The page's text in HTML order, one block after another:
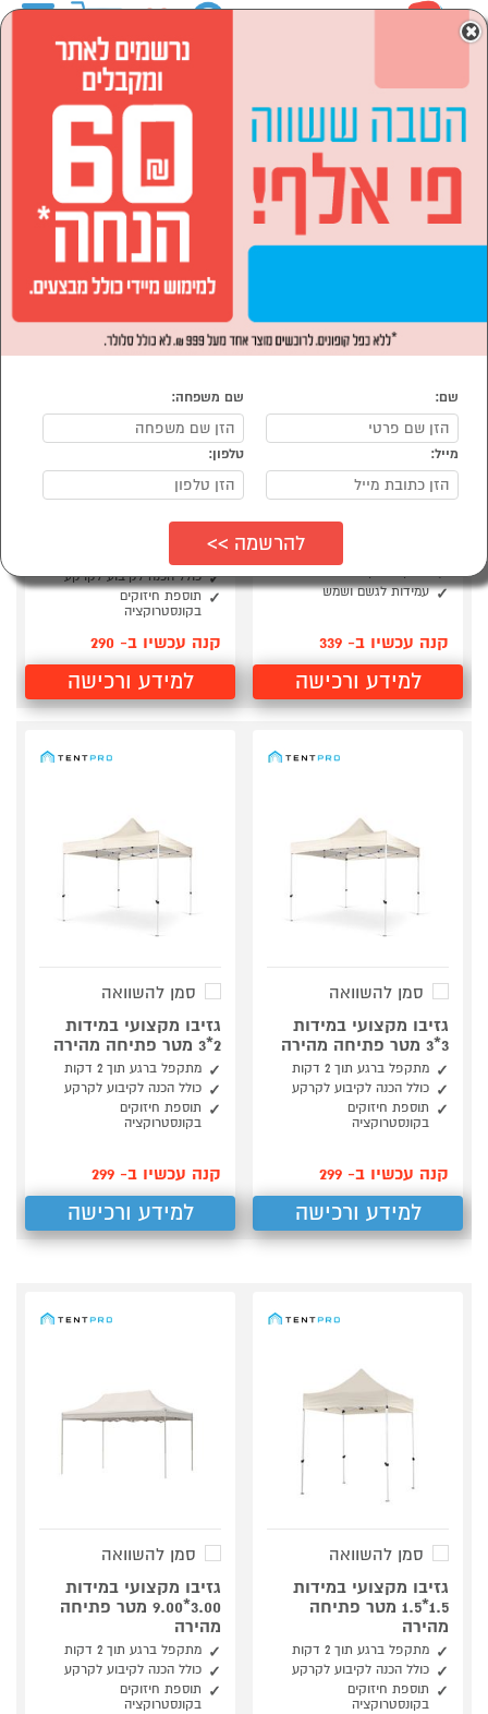
קמפינג וטיולים ציליות וגזיבו
ציליות וגזיבו
גזיבו במידות 3X3 פתיחה
שלדת מתכת בעלת פתיחה
משקל 13 ק"ג
עמידות לגשם ושמש
קנה עכשיו ב- 339
למידע ורכישה
גזיבו מקצועי במידות
מהירה
כולל הכנה לקיבוע לקרקע
תוספת חיזוקים
בקונסטרוקציה
קנה עכשיו ב- 290
למידע ורכישה
סמן להשוואה
גזיבו מקצועי במידות
3*3 מטר פתיחה מהירה
מתקפל ברגע תוך 2 דקות
כולל הכנה לקיבוע לקרקע
תוספת חיזוקים
בקונסטרוקציה
קנה עכשיו ב- 299
למידע ורכישה
סמן להשוואה
גזיבו מקצועי במידות
2*3 מטר פתיחה מהירה
מתקפל ברגע תוך 2 דקות
כולל הכנה לקיבוע לקרקע
תוספת חיזוקים
בקונסטרוקציה
קנה עכשיו ב- 299
למידע ורכישה
סמן להשוואה
גזיבו מקצועי במידות
1.5*1.5 מטר פתיחה
מהירה
מתקפל ברגע תוך 2 דקות
כולל הכנה לקיבוע לקרקע
תוספת חיזוקים
בקונסטרוקציה
סמן להשוואה
גזיבו מקצועי במידות
3.00*9.00 מטר פתיחה
מהירה
מתקפל ברגע תוך 2 דקות
כולל הכנה לקיבוע לקרקע
תוספת חיזוקים
בקונסטרוקציה
×
שם: שם משפחה:
מייל: טלפון: